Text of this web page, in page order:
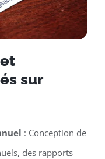
sur
: Conception de
des rapports